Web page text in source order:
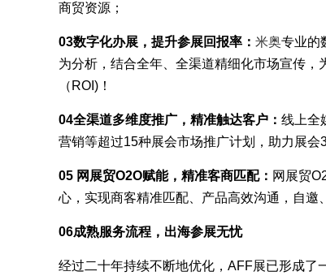
商贸资源；
03数字化办展，提升参展回报率： 米奥专业的
为分析，结合全年、全渠道精细化市场宣传
（ROI)！
04全渠道多维度推广，精准触达客户： 线上全
营销等超过15种展会市场推广计划，助力展会
05 网展贸O2O赋能，精准客商匹配： 网展贸
心，实现商客精准匹配、产品高效沟通，自邀
06成熟服务流程，出海参展无忧
经过二十年持续不断地优化，AFF展已形成了